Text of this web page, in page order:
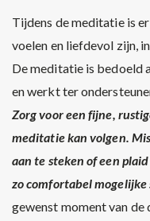
Tijdens de meditatie is
voelen en liefdevol zijn,
De meditatie is bedoeld
en werkt ter
Zorg voor een fijne,
meditatie kan volgen.
aan te steken of een
zo comfortabel
gewenst moment van de